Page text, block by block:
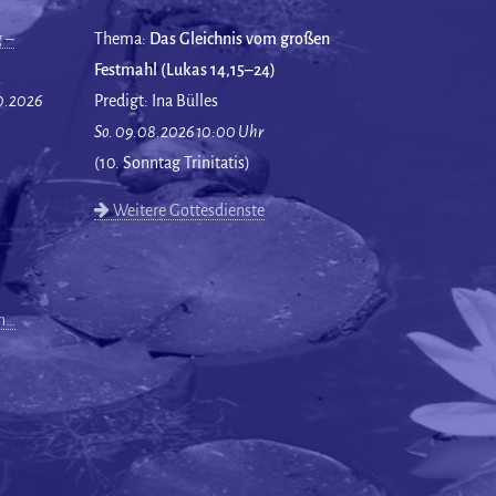
– Thema: Das Gleichnis vom großen
Festmahl (Lukas 14,15–24)
Predigt: Ina Bülles
So. 09.08.2026 10:00 Uhr
(10. Sonntag Trinitatis)
Weitere Gottesdienste